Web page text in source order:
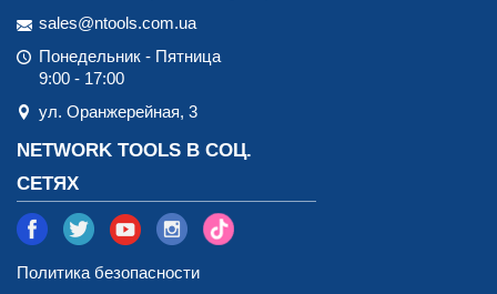
sales@ntools.com.ua
Понедельник - Пятница
9:00 - 17:00
ул. Оранжерейная, 3
NETWORK TOOLS В СОЦ.
СЕТЯХ
Политика безопасности